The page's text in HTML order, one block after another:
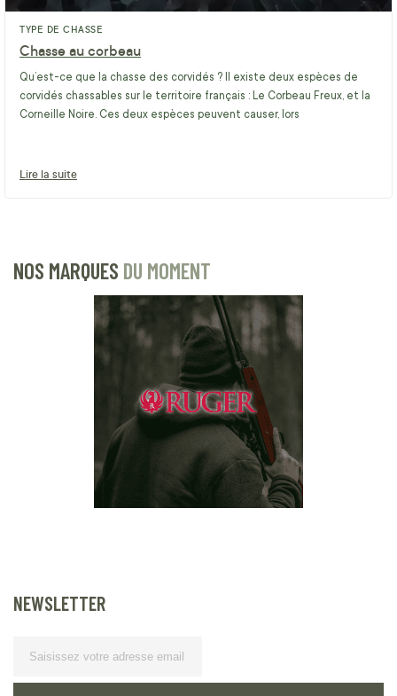
TYPE DE CHASSE
Chasse au corbeau
Qu’est-ce que la chasse des corvidés ? Il existe deux espèces de
corvidés chassables sur le territoire français : Le Corbeau Freux, et la
Corneille Noire. Ces deux espèces peuvent causer, lors
Lire la suite
NOS MARQUES DU MOMENT
NEWSLETTER